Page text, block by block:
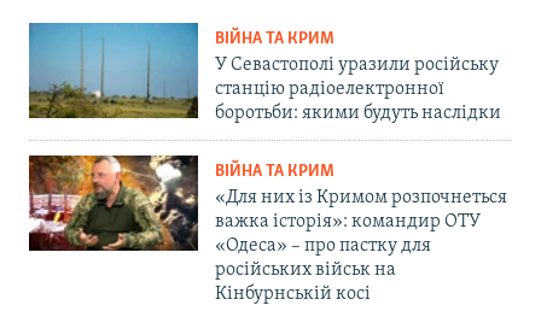
ВІЙНА ТА КРИМ
У Севастополі уразили російську
станцію радіоелектронної
боротьби: якими будуть наслідки
ВІЙНА ТА КРИМ
«Для них із Кримом розпочнеться
важка історія»: командир ОТУ
«Одеса» – про пастку для
російських військ на
Кінбурнській косі